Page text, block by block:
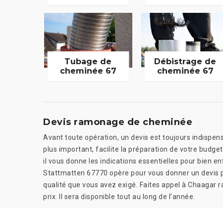
Tubage de
cheminée 67
Débistrage de
cheminée 67
Devis ramonage de cheminée
Avant toute opération, un devis est toujours
plus important, facilite la préparation de votre
il vous donne les indications essentielles pour bien
Stattmatten 67770 opère pour vous donner un
qualité que vous avez exigé. Faites appel à
prix. Il sera disponible tout au long de l’année.